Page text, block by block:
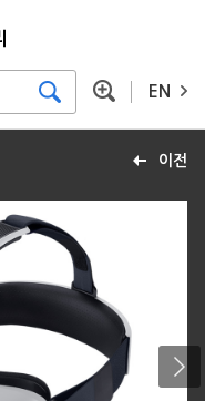
EN
이전